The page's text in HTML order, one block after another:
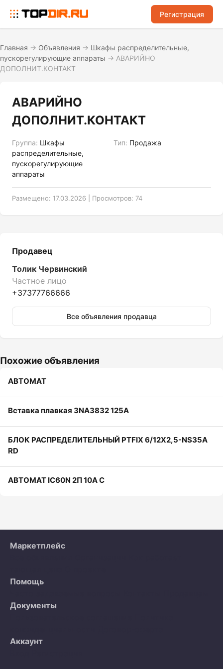
Регистрация
Главная → Объявления → Шкафы распределительные,
пускорегулирующие аппараты → АВАРИЙНО
ДОПОЛНИТ.КОНТАКТ
АВАРИЙНО
ДОПОЛНИТ.КОНТАКТ
Группа: Шкафы
распределительные,
пускорегулирующие
аппараты
Тип: Продажа
Размещено: 17.03.2026 | Просмотров: 74
Продавец
Толик Червинский
Частное лицо
+37377766666
Все объявления продавца
Похожие объявления
АВТОМАТ
Вставка плавкая 3NA3832 125A
БЛОК РАСПРЕДЕЛИТЕЛЬНЫЙ PTFIX 6/12X2,5-NS35A
RD
АВТОМАТ IC60N 2П 10А С
Маркетплейс
Помощь
Документы
Аккаунт